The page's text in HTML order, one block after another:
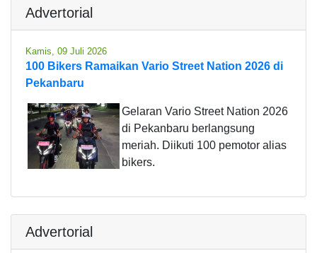
Advertorial
Kamis, 09 Juli 2026
100 Bikers Ramaikan Vario Street Nation 2026 di
Pekanbaru
Gelaran Vario Street Nation 2026
di Pekanbaru berlangsung
meriah. Diikuti 100 pemotor alias
bikers.
Advertorial